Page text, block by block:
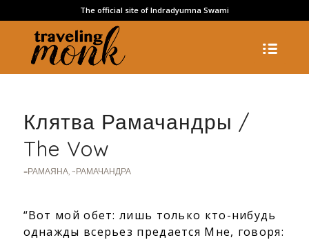
The official site of Indradyumna Swami
Клятва Рамачандры /
The Vow
=РАМАЯНА, ~РАМАЧАНДРА
“Вот мой обет: лишь только кто-нибудь
однажды всерьез предается Мне, говоря: